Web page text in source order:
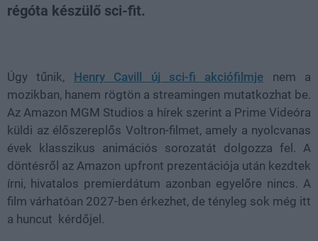
régóta készülő sci-fit.
Úgy tűnik, Henry Cavill új sci-fi akciófilmje nem a
mozikban, hanem rögtön a streamingen mutatkozhat be.
Az Amazon MGM Studios a hírek szerint a Prime Videóra
küldi az élőszereplős Voltron-filmet, amely a nyolcvanas
évek klasszikus animációs sorozatát dolgozza fel. A
döntésről az Amazon upfront prezentációja után kezdtek
írni, hivatalos premierdátum azonban egyelőre nincs. A
film várhatóan 2027-ben érkezhet, de tényleg sok még itt
a huncut kérdőjel.